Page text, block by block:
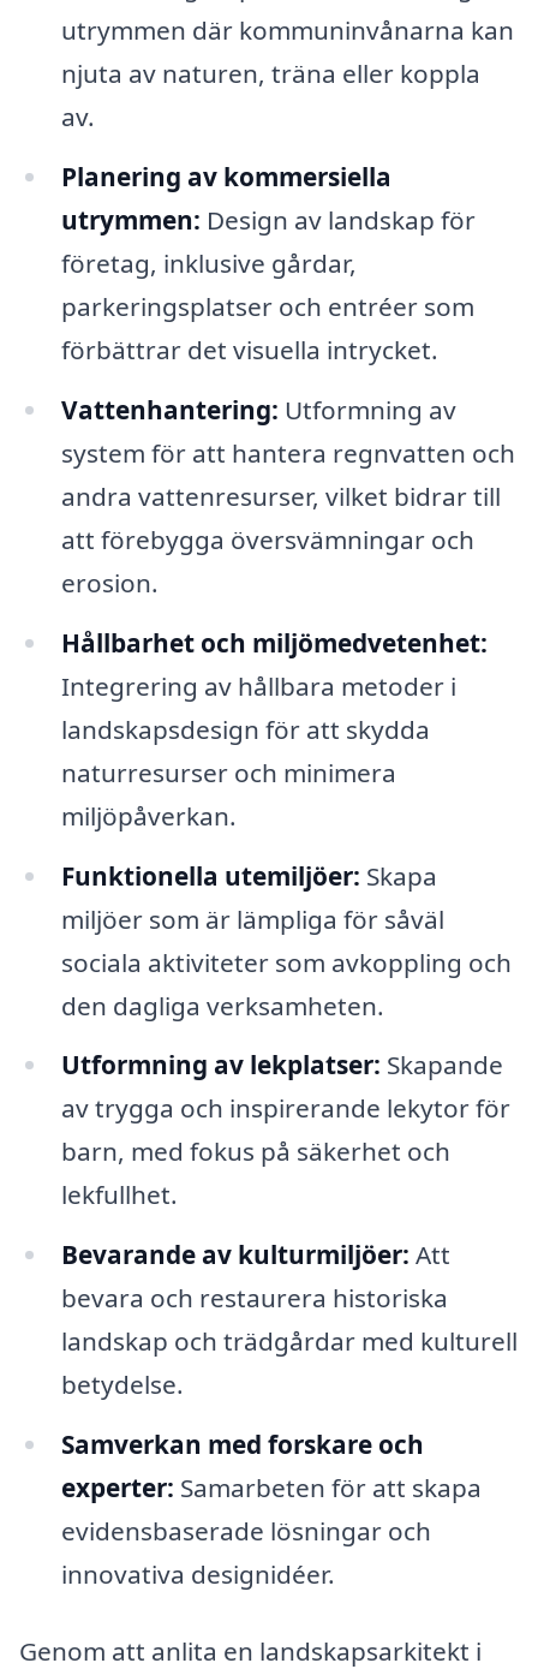
utrymmen där kommuninvånarna kan
njuta av naturen, träna eller koppla
av.
Planering av kommersiella
utrymmen: Design av landskap för
företag, inklusive gårdar,
parkeringsplatser och entréer som
förbättrar det visuella intrycket.
Vattenhantering: Utformning av
system för att hantera regnvatten och
andra vattenresurser, vilket bidrar till
att förebygga översvämningar och
erosion.
Hållbarhet och miljömedvetenhet:
Integrering av hållbara metoder i
landskapsdesign för att skydda
naturresurser och minimera
miljöpåverkan.
Funktionella utemiljöer: Skapa
miljöer som är lämpliga för såväl
sociala aktiviteter som avkoppling och
den dagliga verksamheten.
Utformning av lekplatser: Skapande
av trygga och inspirerande lekytor för
barn, med fokus på säkerhet och
lekfullhet.
Bevarande av kulturmiljöer: Att
bevara och restaurera historiska
landskap och trädgårdar med kulturell
betydelse.
Samverkan med forskare och
experter: Samarbeten för att skapa
evidensbaserade lösningar och
innovativa designidéer.
Genom att anlita en landskapsarkitekt i